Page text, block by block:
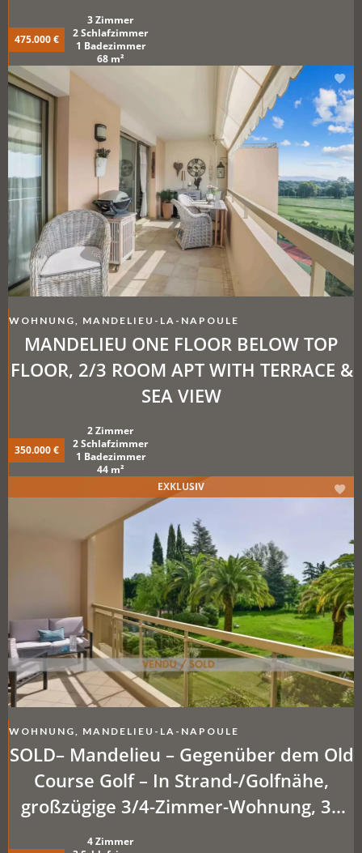
475.000 €
3 Zimmer
2 Schlafzimmer
1 Badezimmer
68 m²
WOHNUNG, MANDELIEU-LA-NAPOULE
MANDELIEU ONE FLOOR BELOW TOP
FLOOR, 2/3 ROOM APT WITH TERRACE &
SEA VIEW
350.000 €
2 Zimmer
2 Schlafzimmer
1 Badezimmer
44 m²
WOHNUNG, MANDELIEU-LA-NAPOULE
SOLD– Mandelieu – Gegenüber dem Old
Course Golf – In Strand-/Golfnähe,
großzügige 3/4-Zimmer-Wohnung, 30
m² Terrassen + optionale Parkplätze
4 Zimmer
EXKLUSIV